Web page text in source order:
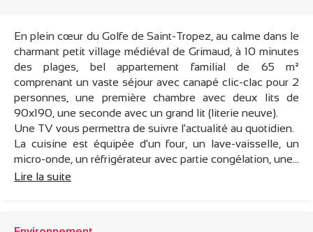
En plein cœur du Golfe de Saint-Tropez, au calme dans le
charmant petit village médiéval de Grimaud, à 10 minutes
des plages, bel appartement familial de 65 m²
comprenant un vaste séjour avec canapé clic-clac pour 2
personnes, une première chambre avec deux lits de
90x190, une seconde avec un grand lit (literie neuve).
Une TV vous permettra de suivre l'actualité au quotidien.
La cuisine est équipée d'un four, un lave-vaisselle, un
micro-onde, un réfrigérateur avec partie congélation, une...
Lire la suite